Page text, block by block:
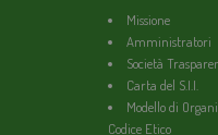
Missione
Amministratori
Società
Carta del S.I.I.
Modello di
Codice Etico